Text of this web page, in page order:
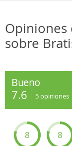
Opiniones
sobre
Bueno
7.6 5opiniones
8 8